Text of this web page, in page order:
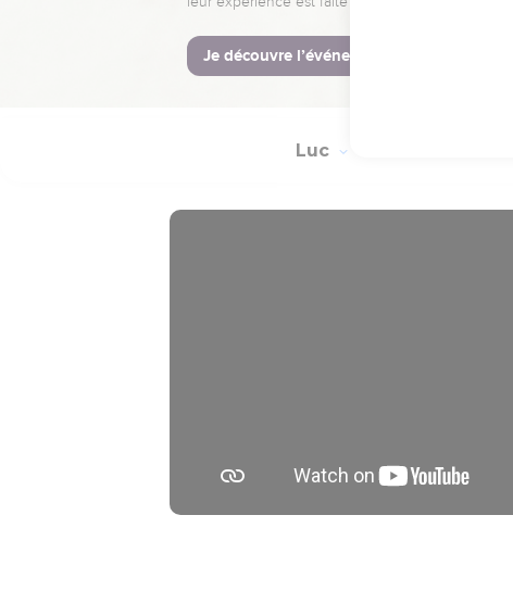
Après leur avoir parlé,
20 Quant à eux, ils s'en
Luc